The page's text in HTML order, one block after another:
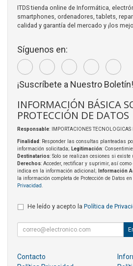
ITDS tienda online de Informática,
smartphones, ordenadores, tablets,
calidad y garantía del mercado y ¡los
Síguenos en:
¡Suscríbete a Nuestro Boletín!
INFORMACIÓN BÁSICA
PROTECCIÓN DE DATOS
Responsable: IMPORTACIONES TECNOLOGICAS
Finalidad: Responder las consultas planteadas
información solicitada; Legitimación:
Destinatarios: Solo se realizan cesiones si existe
Derechos: Acceder, rectificar y suprimir, así como
indica en la información adicional;
Información
la información completa de Protección de Datos
Privacidad
He leído y acepto la Política de
Contacto